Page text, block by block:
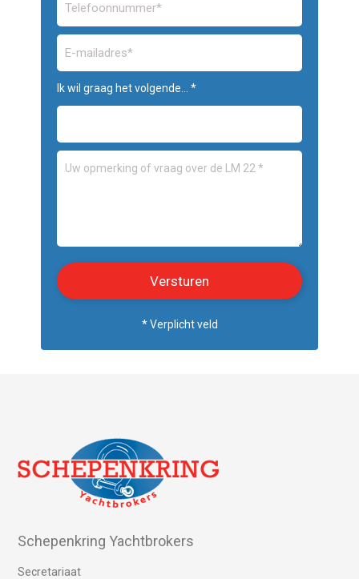
Ik wil graag het volgende... *
* Verplicht veld
Schepenkring Yachtbrokers
Secretariaat